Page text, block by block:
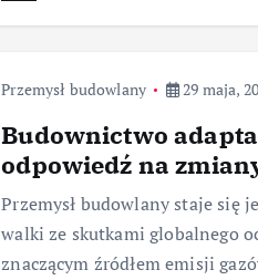
Przemysł budowlany 29 maja,
Budownictwo
odpowiedź na
Przemysł budowlany staje się
walki ze skutkami globalnego
znaczącym źródłem emisji